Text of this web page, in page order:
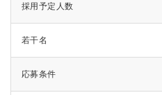
採用予定人数
若干名
応募条件